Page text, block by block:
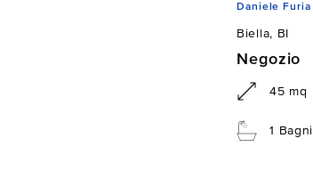
Daniele Furia
Biella, BI
Negozio
45 mq
1 Bagni